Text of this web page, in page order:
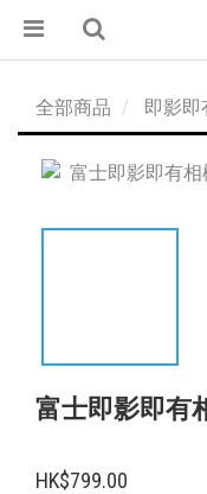
全部商品 即影即
富士即影即有
HK$799.00